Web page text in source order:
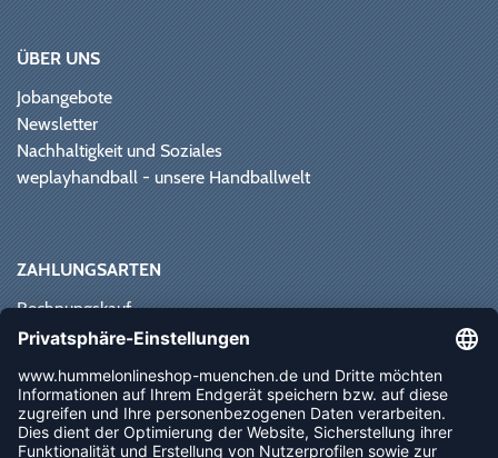
ÜBER UNS
Jobangebote
Newsletter
Nachhaltigkeit und Soziales
weplayhandball - unsere Handballwelt
ZAHLUNGSARTEN
Rechnungskauf
Paypal
Vorkasse
Sofortüberweisung